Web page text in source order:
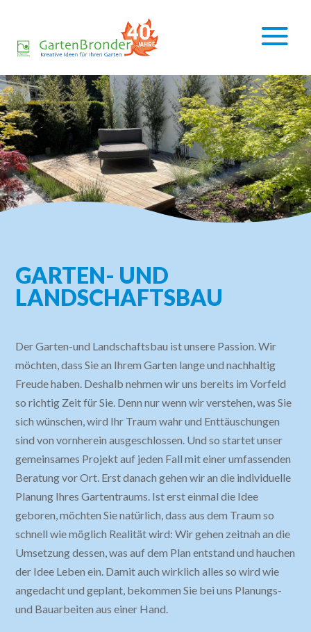
GARTEN- UND
LANDSCHAFTSBAU
Der Garten-und Landschaftsbau ist unsere Passion. Wir
möchten, dass Sie an Ihrem Garten lange und nachhaltig
Freude haben. Deshalb nehmen wir uns bereits im Vorfeld
so richtig Zeit für Sie. Denn nur wenn wir verstehen, was Sie
sich wünschen, wird Ihr Traum wahr und Enttäuschungen
sind von vornherein ausgeschlossen. Und so startet unser
gemeinsames Projekt auf jeden Fall mit einer umfassenden
Beratung vor Ort. Erst danach gehen wir an die individuelle
Planung Ihres Gartentraums. Ist erst einmal die Idee
geboren, möchten Sie natürlich, dass aus dem Traum so
schnell wie möglich Realität wird: Wir gehen zeitnah an die
Umsetzung dessen, was auf dem Plan entstand und hauchen
der Idee Leben ein. Damit auch wirklich alles so wird wie
angedacht und geplant, bekommen Sie bei uns Planungs-
und Bauarbeiten aus einer Hand.